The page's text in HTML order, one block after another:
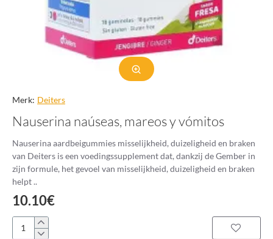
Merk: Deiters
Nauserina naúseas, mareos y vómitos
Nauserina aardbeigummies misselijkheid, duizeligheid en braken
van Deiters is een voedingssupplement dat, dankzij de Gember in
zijn formule, het gevoel van misselijkheid, duizeligheid en braken
helpt ..
10.10€
Nauserina